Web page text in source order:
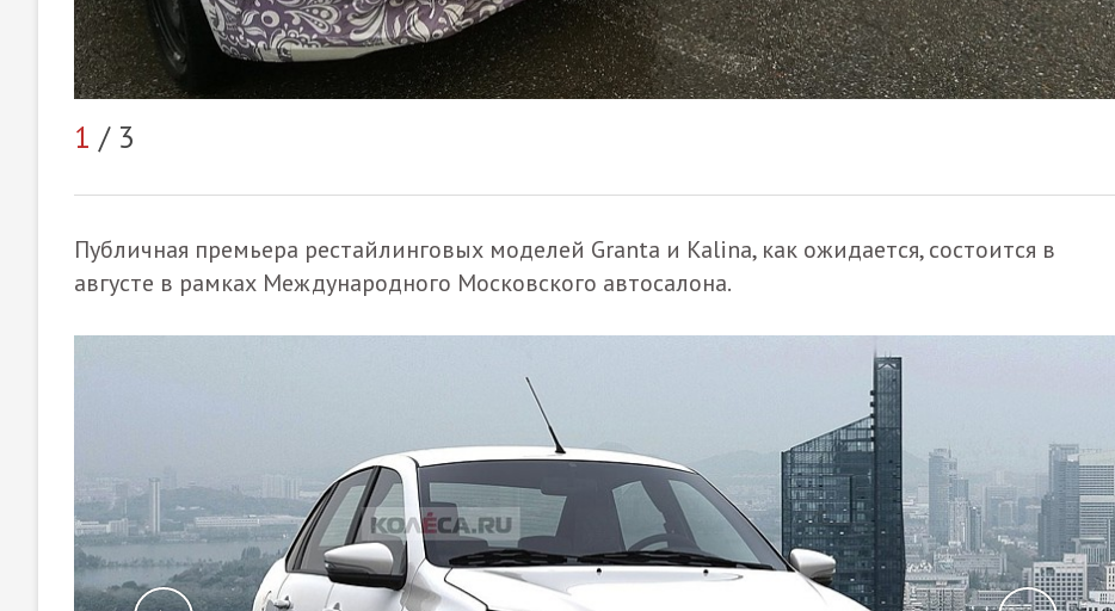
1 / 3
Публичная премьера рестайлинговых моделей Granta и Kalina, как ожидается, состоится в
августе в рамках Международного Московского автосалона.